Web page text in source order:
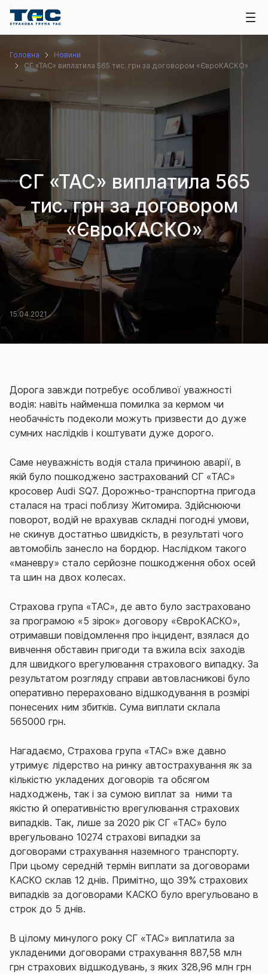
Головна
Новини
СГ «ТАС» виплатила 565 тис. грн за договором «ЄвроКАСКО»
СГ «ТАС» виплатила 565
тис. грн за договором
«ЄвроКАСКО»
15.04.2021
Дорога завжди потребує особливої уважності
водія: навіть найменша помилка за кермом чи
необачність подеколи можуть призвести до дуже
сумних наслідків і коштувати дуже дорого.
Саме неуважність водія стала причиною аварії, в
якій було пошкоджено застрахований СГ «ТАС»
кросовер Audi SQ7. Дорожньо-транспортна пригода
сталася на трасі поблизу Житомира. Здійснюючи
поворот, водій не врахував складні погодні умови,
не скинув достатньо швидкість, в результаті чого
автомобіль занесло на бордюр. Наслідком такого
«маневру» стало серйозне пошкодження обох осей
та шин на двох колесах.
Страхова група «ТАС», де авто було застраховано
за програмою «5 зірок» договору «ЄвроКАСКО»,
отримавши повідомлення про інцидент, взялася до
вивчення обставин пригоди та вжила всіх заходів
для швидкого врегулювання страхового випадку. За
результатом розгляду справи автовласникові було
оперативно перераховано відшкодування в розмірі
понесених ним збитків. Сума виплати склала
565000 грн.
Нагадаємо, Страхова група «ТАС» вже давно
утримує лідерство на ринку автострахування як за
кількістю укладених договорів та обсягом
надходжень, так і за сумою виплат за ними та
якістю й оперативністю врегулювання страхових
випадків. Так, лише за 2020 рік СГ «ТАС» було
врегульовано 10274 страхові випадки за
договорами страхування наземного транспорту.
При цьому середній термін виплати за договорами
КАСКО склав 12 днів. Примітно, що 39% страхових
випадків за договорами КАСКО було врегульовано в
строк до 5 днів.
В цілому минулого року СГ «ТАС» виплатила за
укладеними договорами страхування 887,58 млн
грн страхових відшкодувань, з яких 328,96 млн грн